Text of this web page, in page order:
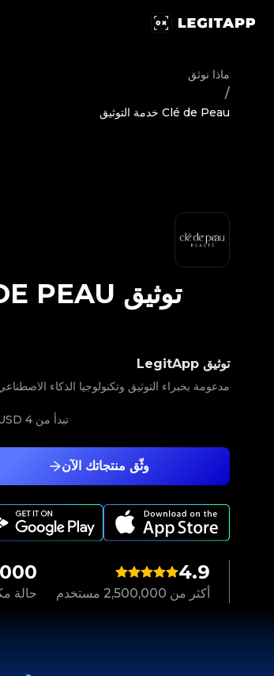
ماذا نوثق
/
Clé de Peau خدمة التوثيق
4.9
أكثر من 2,500,000 مستخدم حالة
وثّق منتجاتك الآن
توثيق LegitApp
مدعومة بخبراء التوثيق وتكنولوجيا الذكاء
تبدأ من 4 USD
توثيق PEAU